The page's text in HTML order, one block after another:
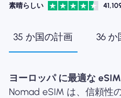
ショ
eSIMについて
素晴らしい
35 か国の計画 36 か
ヨーロッパ に最適な
Nomad eSIM は、信頼性